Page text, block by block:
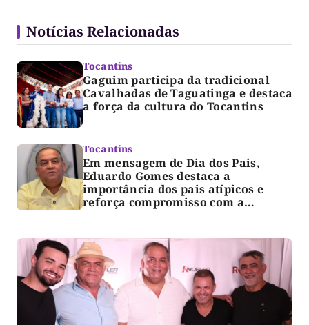
Notícias Relacionadas
Tocantins
Gaguim participa da tradicional
Cavalhadas de Taguatinga e destaca
a força da cultura do Tocantins
Tocantins
Em mensagem de Dia dos Pais,
Eduardo Gomes destaca a
importância dos pais atípicos e
reforça compromisso com a